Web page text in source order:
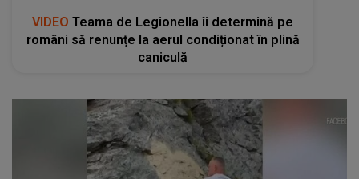
VIDEO Teama de Legionella îi determină pe
români să renunțe la aerul condiționat în plină
caniculă